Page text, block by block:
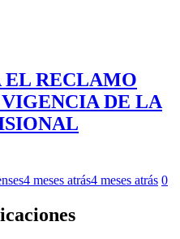
EL RECLAMO
DE LA
4 meses atrás4 meses atrás 0